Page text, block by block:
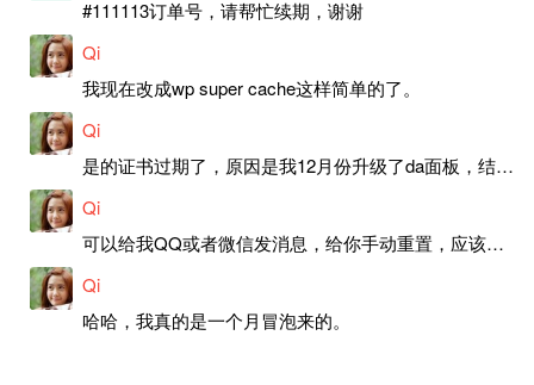
#111113订单号，请帮忙续期，谢谢
Qi
我现在改成wp super cache这样简单的了。
Qi
是的证书过期了，原因是我12月份升级了da面板，结果后台证书就不更新了，目前还在排查问题。切换PHP版本现在没有了，因为DA新版不支持。
Qi
可以给我QQ或者微信发消息，给你手动重置，应该是服务器插件有问题了，这个wp的主题太老了，导致现在好多的问题，网站的签到功能也是因为这个原因导致的。
Qi
哈哈，我真的是一个月冒泡来的。